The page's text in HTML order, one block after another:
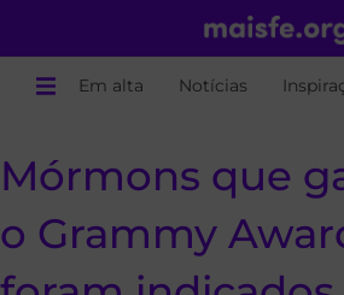
Em alta Notícias
Mórmons que
o Grammy